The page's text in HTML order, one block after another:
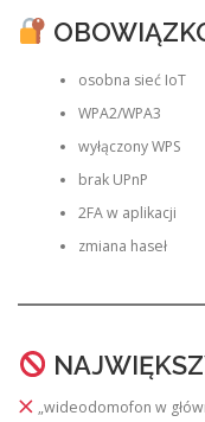
osobna sieć IoT
WPA2/WPA3
wyłączony WPS
brak UPnP
2FA w aplikacji
zmiana haseł
„wideodomofon w